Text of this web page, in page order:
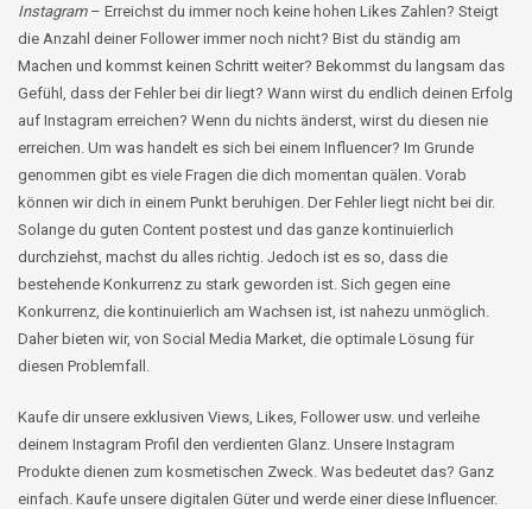
Instagram– Erreichst du immer noch keine hohen Likes Zahlen? Steigt
die Anzahl deiner Follower immer noch nicht? Bist du ständig am
Machen und kommst keinen Schritt weiter? Bekommst du langsam das
Gefühl, dass der Fehler bei dir liegt? Wann wirst du endlich deinen Erfolg
auf Instagram erreichen? Wenn du nichts änderst, wirst du diesen nie
erreichen. Um was handelt es sich bei einem Influencer? Im Grunde
genommen gibt es viele Fragen die dich momentan quälen. Vorab
können wir dich in einem Punkt beruhigen. Der Fehler liegt nicht bei dir.
Solange du guten Content postest und das ganze kontinuierlich
durchziehst, machst du alles richtig. Jedoch ist es so, dass die
bestehende Konkurrenz zu stark geworden ist. Sich gegen eine
Konkurrenz, die kontinuierlich am Wachsen ist, ist nahezu unmöglich.
Daher bieten wir, von Social Media Market , die optimale Lösung für
diesen Problemfall.
Kaufe dir unsere exklusiven Views , Likes, Follower usw. und verleihe
deinem Instagram Profil den verdienten Glanz. Unsere Instagram
Produkte dienen zum kosmetischen Zweck. Was bedeutet das? Ganz
einfach. Kaufe unsere digitalen Güter und werde einer diese Influencer.